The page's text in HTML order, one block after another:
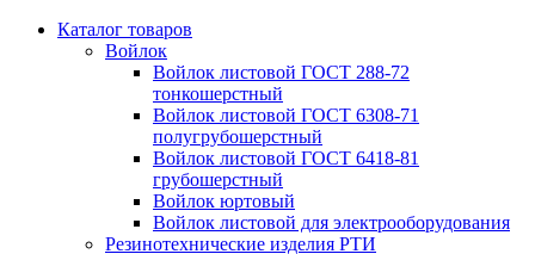
Каталог товаров
Войлок
Войлок листовой ГОСТ 288-72
тонкошерстный
Войлок листовой ГОСТ 6308-71
полугрубошерстный
Войлок листовой ГОСТ 6418-81
грубошерстный
Войлок юртовый
Войлок листовой для электрооборудования
Резинотехнические изделия РТИ